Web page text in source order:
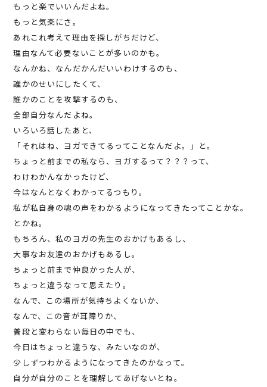
もっと楽でいいんだよね。
もっと気楽にさ。
あれこれ考えて理由を探しがちだけど、
理由なんて必要ないことが多いのかも。
なんかね、なんだかんだいいわけするのも、
誰かのせいにしたくて、
誰かのことを攻撃するのも、
全部自分なんだよね。
いろいろ話したあと、
「それはね、ヨガできてるってことなんだよ。」と。
ちょっと前までの私なら、ヨガするって？？？って、
わけわかんなかったけど、
今はなんとなくわかってるつもり。
私が私自身の魂の声をわかるようになってきたってことかな。
とかね。
もちろん、私のヨガの先生のおかげもあるし、
大事なお友達のおかげもあるし。
ちょっと前まで仲良かった人が、
ちょっと違うなって思えたり。
なんで、この場所が気持ちよくないか、
なんで、この音が耳障りか、
普段と変わらない毎日の中でも、
今日はちょっと違うな、みたいなのが、
少しずつわかるようになってきたのかなって。
自分が自分のことを理解してあげないとね。